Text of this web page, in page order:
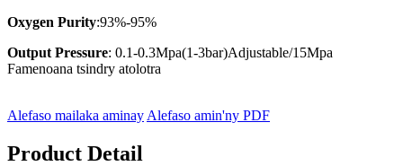
Oxygen Purity:93%-95%
Output Pressure: 0.1-0.3Mpa(1-3bar)Adjustable/15Mpa
Famenoana tsindry atolotra
Alefaso mailaka aminay Alefaso amin'ny PDF
Product Detail